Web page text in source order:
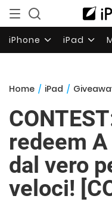
iPhone iPad
Home / iPad /
redeem
dal vero
veloci!